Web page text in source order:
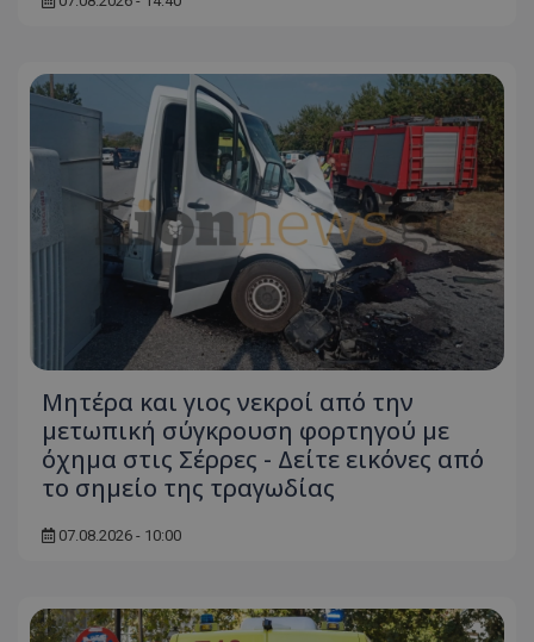
Μητέρα και γιος νεκροί από την
μετωπική σύγκρουση φορτηγού με
όχημα στις Σέρρες - Δείτε εικόνες από
το σημείο της τραγωδίας
07.08.2026 - 10:00